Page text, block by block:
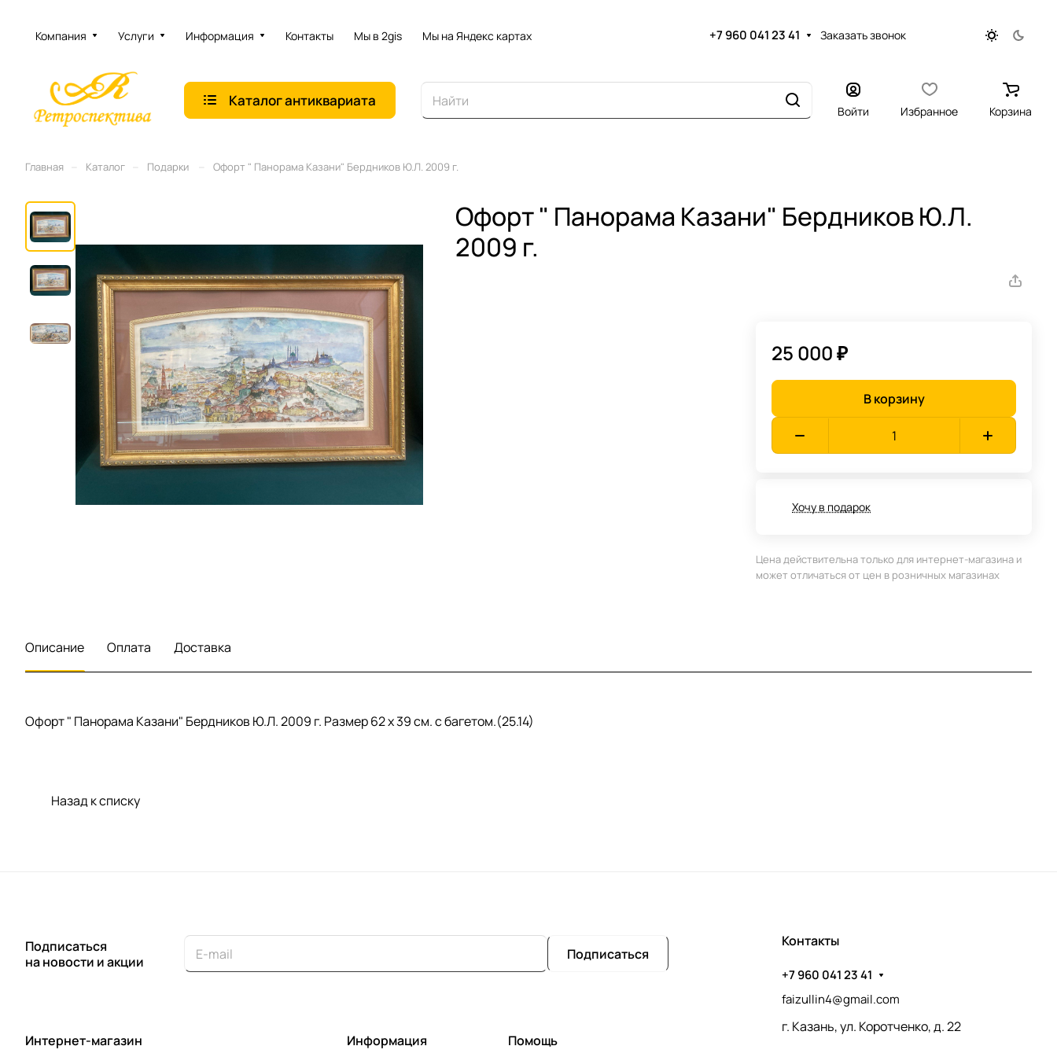
Компания Услуги Информация Контакты Мы в 2gis Мы на Яндекс картах +7 960 041 23 41 Заказать звонок
Каталог антиквариата
Войти Избранное Корзина
Главная Каталог Подарки Офорт " Панорама Казани" Бердников Ю.Л. 2009 г.
Офорт " Панорама Казани" Бердников Ю.Л.
2009 г.
25 000 ₽
В корзину
Хочу в подарок
Цена действительна только для интернет-магазина и
может отличаться от цен в розничных магазинах
Описание Оплата Доставка
Офорт " Панорама Казани" Бердников Ю.Л. 2009 г. Размер 62 х 39 см. с багетом.(25.14)
Назад к списку
Подписаться
на новости и акции
Подписаться
Интернет-магазин Информация Помощь
Контакты
+7 960 041 23 41
faizullin4@gmail.com
г. Казань, ул. Коротченко, д. 22